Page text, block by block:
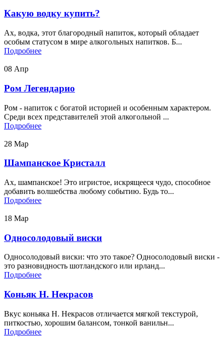
Какую водку купить?
Ах, водка, этот благородный напиток, который обладает
особым статусом в мире алкогольных напитков. Б...
Подробнее
08 Апр
Ром Легендарио
Ром - напиток с богатой историей и особенным характером.
Среди всех представителей этой алкогольной ...
Подробнее
28 Мар
Шампанское Кристалл
Ах, шампанское! Это игристое, искрящееся чудо, способное
добавить волшебства любому событию. Будь то...
Подробнее
18 Мар
Односолодовый виски
Односолодовый виски: что это такое? Односолодовый виски -
это разновидность шотландского или ирланд...
Подробнее
Коньяк Н. Некрасов
Вкус коньяка Н. Некрасов отличается мягкой текстурой,
питкостью, хорошим балансом, тонкой ванильн...
Подробнее